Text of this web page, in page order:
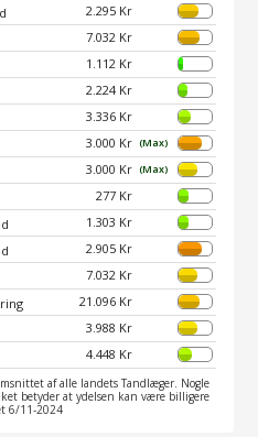
2.295 Kr
7.032 Kr
1.112 Kr
2.224 Kr
3.336 Kr
3.000 Kr (Max)
3.000 Kr (Max)
277 Kr
1.303 Kr
2.905 Kr
7.032 Kr
21.096 Kr
3.988 Kr
4.448 Kr
af alle landets Tandlæger. Nogle
betyder at ydelsen kan være billigere
6/11-2024